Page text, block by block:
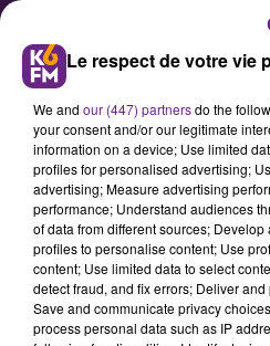
Duchesse Mum’
une soirée pour
mamans le 4 juin
Le respect de votre vie
We and our (447) partnersdo the
your consent and/or our legitimate
information on a device; Use limited
profiles for personalised advertising;
advertising; Measure advertising
performance; Understand audiences
of data from different sources;
profiles to personalise content; Use
content; Use limited data to select
detect fraud, and fix errors; Deliver
Save and communicate privacy
process personal data such as IP